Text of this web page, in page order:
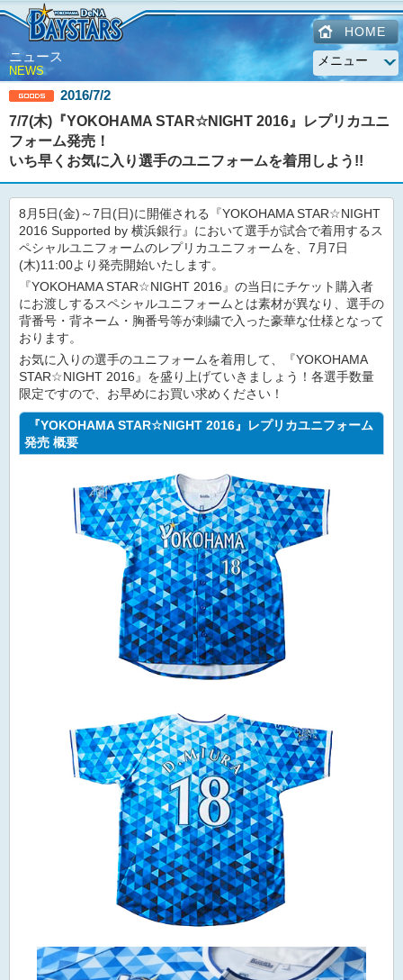
HOME
ニュース
NEWS
2016/7/2
7/7(木)『YOKOHAMA STAR☆NIGHT 2016』レプリカユニ
フォーム発売！
いち早くお気に入り選手のユニフォームを着用しよう!!
8月5日(金)～7日(日)に開催される『YOKOHAMA STAR☆NIGHT
2016 Supported by 横浜銀行』において選手が試合で着用するス
ペシャルユニフォームのレプリカユニフォームを、7月7日
(木)11:00より発売開始いたします。
『YOKOHAMA STAR☆NIGHT 2016』の当日にチケット購入者
にお渡しするスペシャルユニフォームとは素材が異なり、選手の
背番号・背ネーム・胸番号等が刺繍で入った豪華な仕様となって
おります。
お気に入りの選手のユニフォームを着用して、『YOKOHAMA
STAR☆NIGHT 2016』を盛り上げていきましょう！各選手数量
限定ですので、お早めにお買い求めください！
『YOKOHAMA STAR☆NIGHT 2016』レプリカユニフォーム
発売 概要